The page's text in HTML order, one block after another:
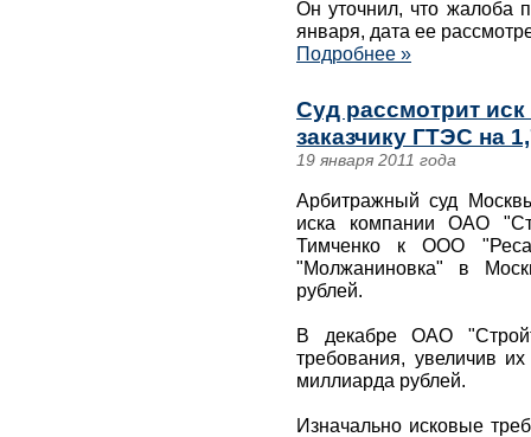
Он уточнил, что жалоба
января, дата ее
Подробнее »
Суд рассмотрит иск
заказчику ГТЭС на
19 января 2011 года
Арбитражный суд
иска компании ОАО
Тимченко к ООО
"Молжаниновка" в
рублей.
В декабре ОАО
требования, увеличив
миллиарда рублей.
Изначально исковые